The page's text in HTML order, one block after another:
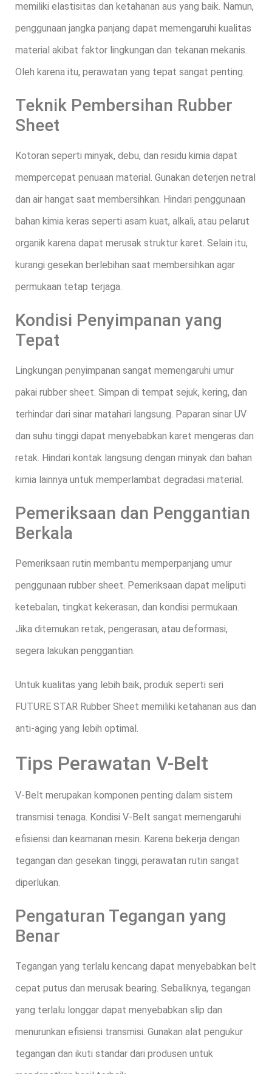
memiliki elastisitas dan ketahanan aus yang baik. Namun,
penggunaan jangka panjang dapat memengaruhi kualitas
material akibat faktor lingkungan dan tekanan mekanis.
Oleh karena itu, perawatan yang tepat sangat penting.
Teknik Pembersihan Rubber
Sheet
Kotoran seperti minyak, debu, dan residu kimia dapat
mempercepat penuaan material. Gunakan deterjen netral
dan air hangat saat membersihkan. Hindari penggunaan
bahan kimia keras seperti asam kuat, alkali, atau pelarut
organik karena dapat merusak struktur karet. Selain itu,
kurangi gesekan berlebihan saat membersihkan agar
permukaan tetap terjaga.
Kondisi Penyimpanan yang
Tepat
Lingkungan penyimpanan sangat memengaruhi umur
pakai rubber sheet. Simpan di tempat sejuk, kering, dan
terhindar dari sinar matahari langsung. Paparan sinar UV
dan suhu tinggi dapat menyebabkan karet mengeras dan
retak. Hindari kontak langsung dengan minyak dan bahan
kimia lainnya untuk memperlambat degradasi material.
Pemeriksaan dan Penggantian
Berkala
Pemeriksaan rutin membantu memperpanjang umur
penggunaan rubber sheet. Pemeriksaan dapat meliputi
ketebalan, tingkat kekerasan, dan kondisi permukaan.
Jika ditemukan retak, pengerasan, atau deformasi,
segera lakukan penggantian.
Untuk kualitas yang lebih baik, produk seperti seri
FUTURE STAR Rubber Sheet memiliki ketahanan aus dan
anti-aging yang lebih optimal.
Tips Perawatan V-Belt
V-Belt merupakan komponen penting dalam sistem
transmisi tenaga. Kondisi V-Belt sangat memengaruhi
efisiensi dan keamanan mesin. Karena bekerja dengan
tegangan dan gesekan tinggi, perawatan rutin sangat
diperlukan.
Pengaturan Tegangan yang
Benar
Tegangan yang terlalu kencang dapat menyebabkan belt
cepat putus dan merusak bearing. Sebaliknya, tegangan
yang terlalu longgar dapat menyebabkan slip dan
menurunkan efisiensi transmisi. Gunakan alat pengukur
tegangan dan ikuti standar dari produsen untuk